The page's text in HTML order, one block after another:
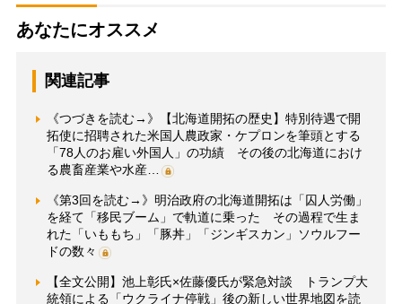
あなたにオススメ
関連記事
《つづきを読む→》【北海道開拓の歴史】特別待遇で開
拓使に招聘された米国人農政家・ケプロンを筆頭とする
「78人のお雇い外国人」の功績 その後の北海道におけ
る農畜産業や水産…
《第3回を読む→》明治政府の北海道開拓は「囚人労働」
を経て「移民ブーム」で軌道に乗った その過程で生ま
れた「いももち」「豚丼」「ジンギスカン」ソウルフー
ドの数々
【全文公開】池上彰氏×佐藤優氏が緊急対談 トランプ大
統領による「ウクライナ停戦」後の新しい世界地図を読